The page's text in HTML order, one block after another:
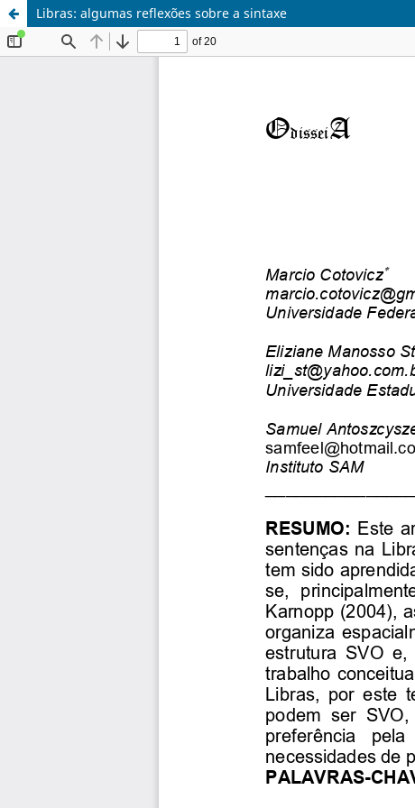
Libras: algumas reflexões sobre a sintaxe